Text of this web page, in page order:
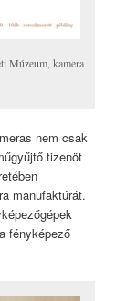
Múzeum, kamera
nem csak
tizenöt
manufaktúrát.
fényképező